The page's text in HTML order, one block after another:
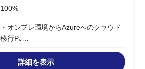
100%
・オンプレ環境からAzureへのクラウド
移行PJ
・ ID管理やセキュリティなどMicrosoft
詳細を表示